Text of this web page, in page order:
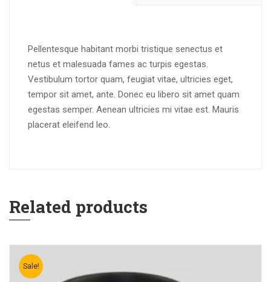
Pellentesque habitant morbi tristique senectus et
netus et malesuada fames ac turpis egestas.
Vestibulum tortor quam, feugiat vitae, ultricies eget,
tempor sit amet, ante. Donec eu libero sit amet quam
egestas semper. Aenean ultricies mi vitae est. Mauris
placerat eleifend leo.
Related products
Sale!